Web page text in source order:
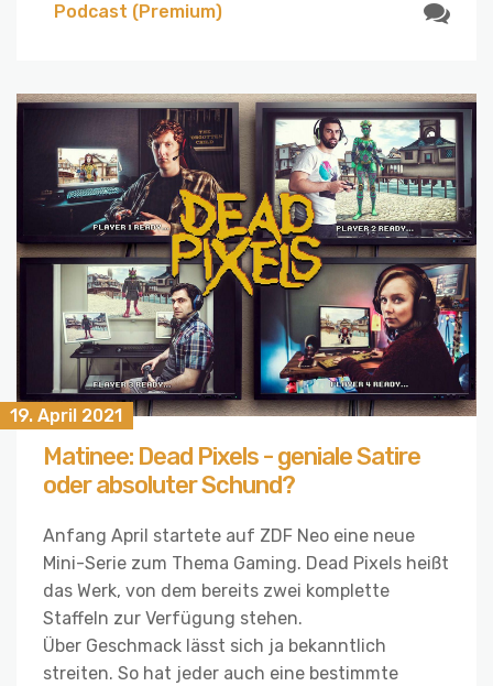
Podcast (Premium)
19. April 2021
Matinee: Dead Pixels - geniale Satire
oder absoluter Schund?
Anfang April startete auf ZDF Neo eine neue
Mini-Serie zum Thema Gaming. Dead Pixels heißt
das Werk, von dem bereits zwei komplette
Staffeln zur Verfügung stehen.
Über Geschmack lässt sich ja bekanntlich
streiten. So hat jeder auch eine bestimmte